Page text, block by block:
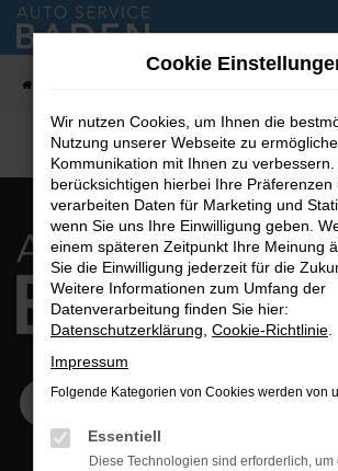
Zum
Hauptinhalt
Cookie
Wir nutzen Cookies, um Ihnen die
Nutzung unserer Webseite zu
Kommunikation mit Ihnen zu verbessern.
berücksichtigen hierbei Ihre Präferenzen
verarbeiten Daten für Marketing und
wenn Sie uns Ihre Einwilligung geben.
einem späteren Zeitpunkt Ihre Meinung
Sie die Einwilligung jederzeit für die
Weitere Informationen zum Umfang der
Datenverarbeitung finden Sie hier:
Datenschutzerklärung Cookie-Richtlinie
Impressum
Folgende Kategorien von Cookies werden von
Essentiell
Diese Technologien sind erforderlich, um